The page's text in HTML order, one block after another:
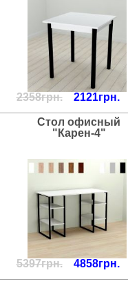
2358грн. 2121грн.
Стол офисный
"Карен-4"
5397грн. 4858грн.